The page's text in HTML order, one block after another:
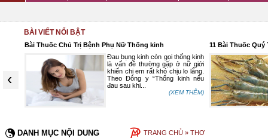
BÀI VIẾT NỔI BẬT
‹
Thuốc Chủ Trị Bệnh Phụ Nữ Thống kinh
Đau bụng kinh còn gọi thống kinh
là vấn đề thường gặp ở nữ giới
khiến chị em rất khó chịu lo lắng.
Theo Đông y “Thống kinh nếu
đau sau khi...
(XEM THÊM)
11 Bài Thuốc Quý Từ Tôm
DANH MỤC NỘI DUNG TRANG CHỦ » THƠ